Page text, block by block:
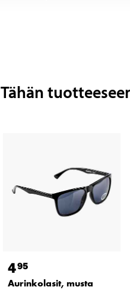
Tähän
495
Aurinkolasit, musta